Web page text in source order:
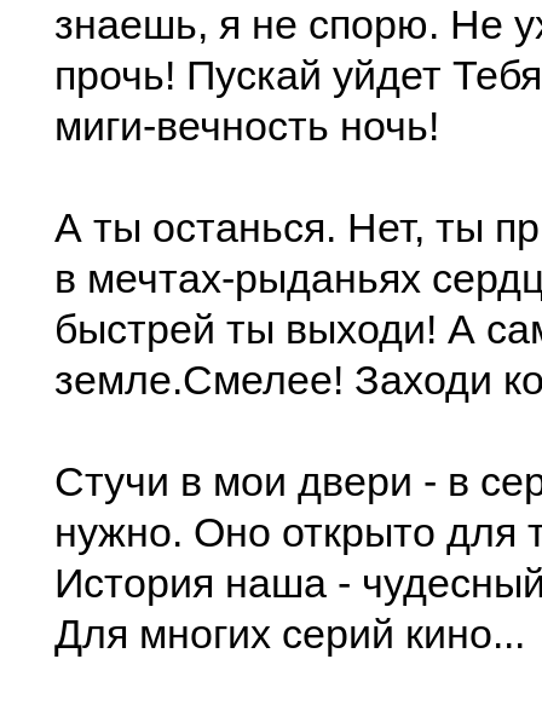
знаешь, я не спорю. Не
прочь! Пускай уйдет
миги-вечность ночь!
А ты останься. Нет, ты
в мечтах-рыданьях
быстрей ты выходи! А
земле.Смелее! Заходи
Стучи в мои двери - в
нужно. Оно открыто для
История наша -
Для многих серий кино...